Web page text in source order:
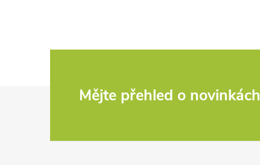
Mějte přehled o novinkách